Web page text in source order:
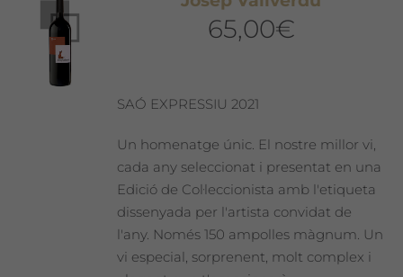
65,00€
SAÓ EXPRESSIU 2021
Un homenatge únic. El nostre millor vi,
cada any seleccionat i presentat en una
Edició de Col·leccionista amb l'etiqueta
dissenyada per l'artista convidat de
l'any. Només 150 ampolles màgnum. Un
vi especial, sorprenent, molt complex i